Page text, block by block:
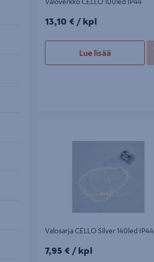
Valoverkko CELLO 100led IP44
13,10€/kpl
13,10 € / kpl
Lue lisää
Valosarja CELLO Silver 140led IP44
7,95€/kpl
7,95 € / kpl